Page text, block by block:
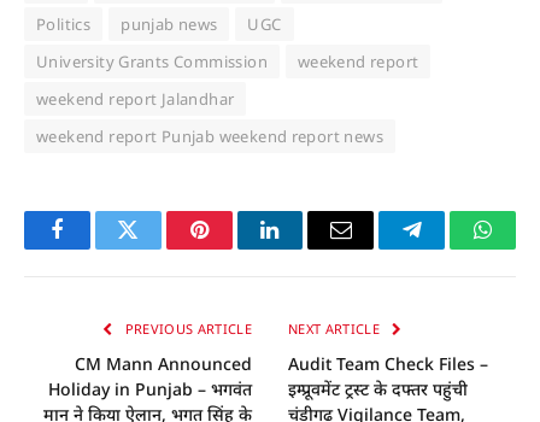
Politics
punjab news
UGC
University Grants Commission
weekend report
weekend report Jalandhar
weekend report Punjab weekend report news
FacebookTwitter PinterestLinkedInEmail Telegram
PREVIOUS ARTICLE
CM Mann Announced
Holiday in Punjab – भगवंत
मान ने किया ऐलान, भगत सिंह के
NEXT ARTICLE
Audit Team Check Files –
इम्प्रूवमेंट ट्रस्ट के दफ्तर पहुंची
चंडीगढ़ Vigilance Team,